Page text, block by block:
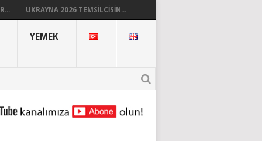
UKRAYNA 2026 TEMSILCISIN...
YEMEK